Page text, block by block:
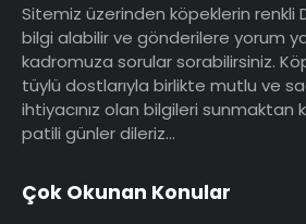
Sitemiz üzerinden köpeklerin renkli
bilgi alabilir ve gönderilere yorum
kadromuza sorular sorabilirsiniz.
tüylü dostlarıyla birlikte mutlu ve
ihtiyacınız olan bilgileri sunmaktan
patili günler dileriz…
Çok Okunan Konular